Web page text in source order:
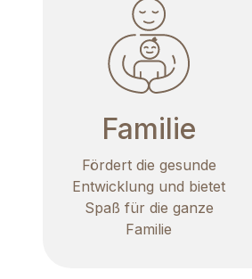
Familie
Fördert die gesunde
Entwicklung und bietet
Spaß für die ganze
Familie